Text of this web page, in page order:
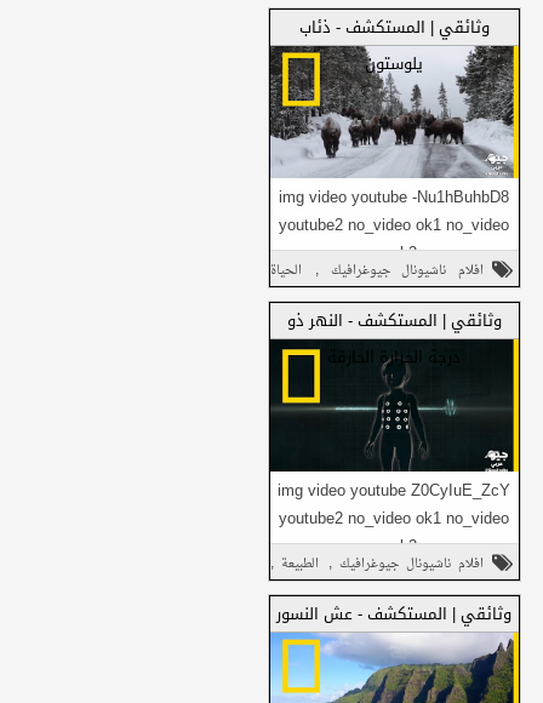
شارك على تويتر
شارك في واتساب
لتجلب لك العالم بشكل مختلف تم...,وثائقي
شارك هذا مع
أصدقائك
شارك على فيسبوك
شارك في واتساب
وثائقي | المستكشف - ذئاب
يلوستون
img video youtube -Nu1hBuhbD8
youtube2 no_video ok1 no_video
ok2 ...
افلام ناشيونال جيوغرافيك , الحياة
البرية,المستكشف,وثائقي
شارك هذا مع
أصدقائك
شارك على فيسبوك
شارك على تويتر
شارك في واتساب
وثائقي | المستكشف - النهر ذو
درجة الحرارة الحارقة
img video youtube Z0CyIuE_ZcY
youtube2 no_video ok1 no_video
ok2 ...
افلام ناشيونال جيوغرافيك , الطبيعة ,
المستكشف,وثائقي
شارك هذا مع
أصدقائك
وثائقي | المستكشف - عش النسور